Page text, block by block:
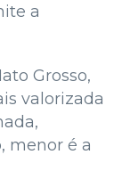
a
Grosso,
valorizada
menor é a